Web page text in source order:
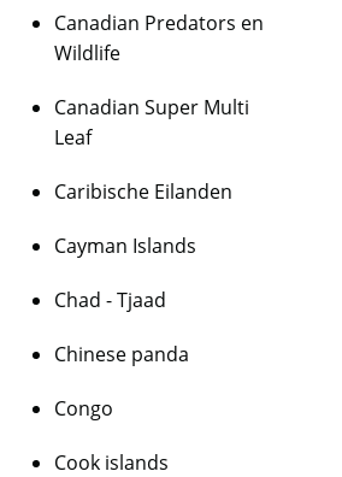
St. Kitts and Nevis Pelikaan 1 oz
oplage)
voorraad
Canadian Predators en
Wildlife
Canadian Super Multi
Leaf
Caribische Eilanden
Cayman Islands
Chad - Tjaad
Chinese panda
Congo
Cook islands